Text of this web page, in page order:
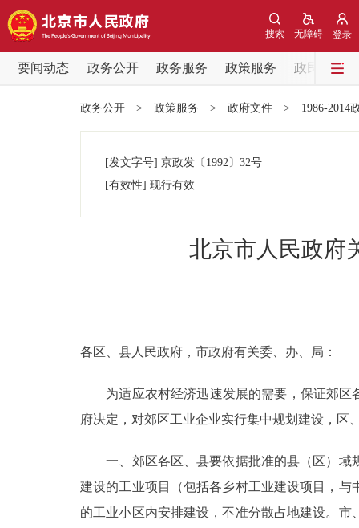
登录
无障碍
搜索
要闻动态 政务公开 政务服务 政策服务
政民互动
党中央精神
政策兑现
决策公开
个人服务
政务公开 > 政策服务 > 政府文件 > 1986-2014
[发文字号] 京政发 〔1992〕 32号
[有效性] 现行有效
北京市人民政府
各区、县人民政府，市政府有关委、办、局：
为适应农村经济迅速发展的需要，保证郊区
府决定，对郊区工业企业实行集中规划建设，区
一、郊区各区、县要依据批准的县（区）域
建设的工业项目（包括各乡村工业建设项目，
的工业小区内安排建设，不准分散占地建设。